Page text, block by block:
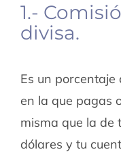
1.-
divisa.
Es un
en la que pagas
misma que la de
dólares y tu